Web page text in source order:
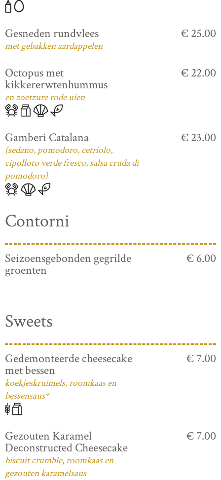
Gesneden rundvlees
met gebakken aardappelen
€ 25.00
Octopus met
kikkererwtenhummus
en zoetzure rode uien
€ 22.00
Gamberi Catalana
(sedano, pomodoro, cetriolo,
cipolloto verde fresco, salsa cruda di
pomodoro)
€ 23.00
Contorni
Seizoensgebonden gegrilde
groenten
€ 6.00
Sweets
Gedemonteerde cheesecake
met bessen
koekjeskruimels, roomkaas en
bessensaus*
€ 7.00
Gezouten Karamel
Deconstructed Cheesecake
biscuit crumble, roomkaas en
gezouten karamelsaus
€ 7.00